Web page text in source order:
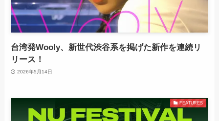
台湾発Wooly、新世代渋谷系を掲げた新作を連続リ
リース！
2026年5月14日
FEATURES